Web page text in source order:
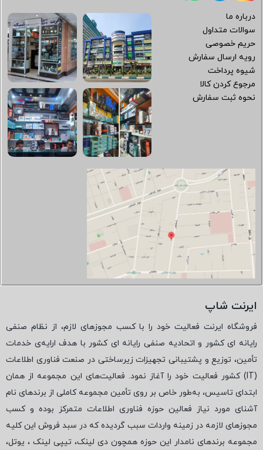
درباره ما
سوالات متداول
حریم خصوصی
رویه ارسال سفارش
شیوه پرداخت
مرجوع کردن کالا
نحوه ثبت سفارش
ایرنت شاپ
فروشگاه ایرنت فعالیت خود را با کسب مجوزهای لازم، از نظام صنفی
رایانه ای کشور و اتحادیه صنفی رایانه ای کشور با هدف ارایه‌ی خدمات
تأمین، توزیع و پشتیبانی تجهیزات زیرساختی در صنعت فناوری اطلاعات
(
IT) کشور فعالیت خود را آغاز نمود. فعالیت‌های این مجموعه از همان
ابتدای تاسیس، به‌طور خاص بر روی تأمین مجموعه کاملی از برندهای نام
آشنای مورد نیاز فعالین حوزه فناوری اطلاعات متمرکز بوده و کسب
مجوزهای لازمه در زمینه واردات سبب گردیده که در سبد فروش این کلیه
مجموعه برندهای نامدار این حوزه همچون دی لینک، تیپی لینک ، یوتل،